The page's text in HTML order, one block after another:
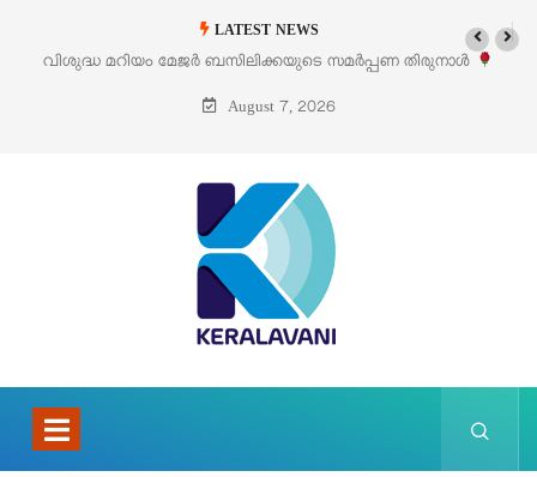
LATEST NEWS
വിശുദ്ധ മറിയം മേജർ ബസിലിക്കയുടെ സമർപ്പണ തിരുനാൾ
ഓഗസ്റ്റ് 5 –
August 7, 2026